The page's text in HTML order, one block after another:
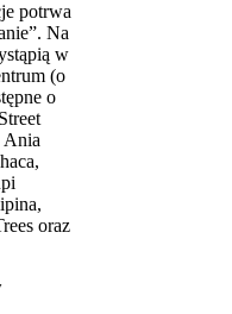
potrwa
Na
w
(o
o
Ania
oraz